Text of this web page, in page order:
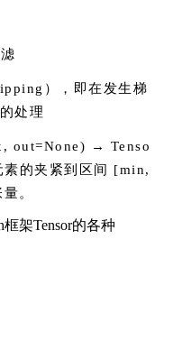
），即在发生梯
处理
out=None) → Tenso
素的夹紧到区间 [min,
。